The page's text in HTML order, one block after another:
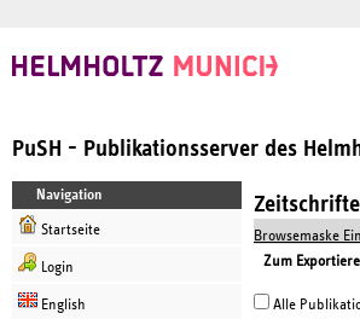
PuSH - Publikationsserver des
Navigation
Startseite
Login
English
Browsemaske
Zum
Alle